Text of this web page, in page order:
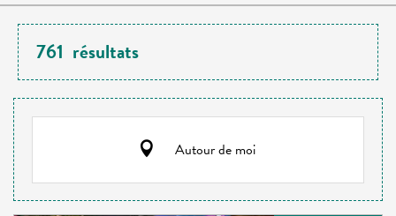
761 résultats
Autour de moi